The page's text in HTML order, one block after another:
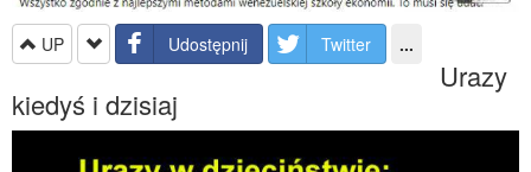
UP Udostępnij Twitter ...
Urazy
kiedyś i dzisiaj